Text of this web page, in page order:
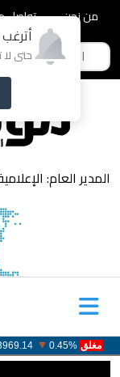
حتى لا
من نحن
تواصل
المدير العام: